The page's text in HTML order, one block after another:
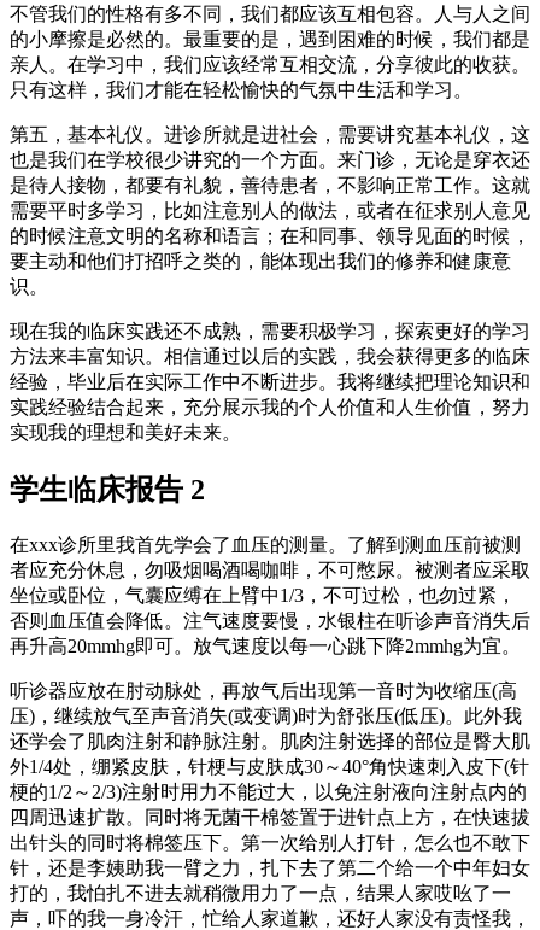
不管我们的性格有多不同，我们都应该互相包容。人与人之间
的小摩擦是必然的。最重要的是，遇到困难的时候，我们都是
亲人。在学习中，我们应该经常互相交流，分享彼此的收获。
只有这样，我们才能在轻松愉快的气氛中生活和学习。
第五，基本礼仪。进诊所就是进社会，需要讲究基本礼仪，这
也是我们在学校很少讲究的一个方面。来门诊，无论是穿衣还
是待人接物，都要有礼貌，善待患者，不影响正常工作。这就
需要平时多学习，比如注意别人的做法，或者在征求别人意见
的时候注意文明的名称和语言；在和同事、领导见面的时候，
要主动和他们打招呼之类的，能体现出我们的修养和健康意
识。
现在我的临床实践还不成熟，需要积极学习，探索更好的学习
方法来丰富知识。相信通过以后的实践，我会获得更多的临床
经验，毕业后在实际工作中不断进步。我将继续把理论知识和
实践经验结合起来，充分展示我的个人价值和人生价值，努力
实现我的理想和美好未来。
学生临床报告 2
在xxx诊所里我首先学会了血压的测量。了解到测血压前被测
者应充分休息，勿吸烟喝酒喝咖啡，不可憋尿。被测者应采取
坐位或卧位，气囊应缚在上臂中1/3，不可过松，也勿过紧，
否则血压值会降低。注气速度要慢，水银柱在听诊声音消失后
再升高20mmhg即可。放气速度以每一心跳下降2mmhg为宜。
听诊器应放在肘动脉处，再放气后出现第一音时为收缩压(高
压)，继续放气至声音消失(或变调)时为舒张压(低压)。此外我
还学会了肌肉注射和静脉注射。肌肉注射选择的部位是臀大肌
外1/4处，绷紧皮肤，针梗与皮肤成30～40°角快速刺入皮下(针
梗的1/2～2/3)注射时用力不能过大，以免注射液向注射点内的
四周迅速扩散。同时将无菌干棉签置于进针点上方，在快速拔
出针头的同时将棉签压下。第一次给别人打针，怎么也不敢下
针，还是李姨助我一臂之力，扎下去了第二个给一个中年妇女
打的，我怕扎不进去就稍微用力了一点，结果人家哎吆了一
声，吓的我一身冷汗，忙给人家道歉，还好人家没有责怪我，